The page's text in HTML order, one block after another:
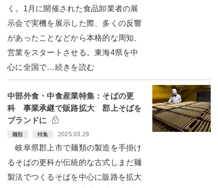
く。1月に開催された食品卸業者の展
示会で実機を展示した際、多くの反響
があったことなどから本格的な周知、
営業をスタートさせる。東海4県を中
心に全国で…続きを読む
中部外食・中食産業特集：そばの更
科 事業承継で販路拡大 郡上そばを
ブランドに
麺類 特集 2025.03.29
岐阜県郡上市で麺類の製造を手掛け
るそばの更科が伝統的な古式しまだ麺
製法でつくるそばを中心に販路を拡大